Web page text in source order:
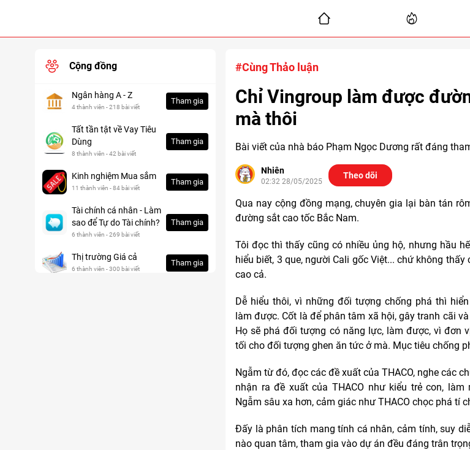
Cộng đồng
Ngân hàng A - Z
4 thành viên - 218 bài viết
Tham gia
Tất tần tật về Vay Tiêu
Dùng
8 thành viên - 42 bài viết
Tham gia
Kinh nghiệm Mua sắm
11 thành viên - 84 bài viết
Tham gia
Tài chính cá nhân - Làm
sao để Tự do Tài chính?
6 thành viên - 269 bài viết
Tham gia
Thị trường Giá cả
6 thành viên - 300 bài viết
Tham gia
#Cùng Thảo luận
Chỉ Vingroup làm được
mà thôi
Bài viết của nhà báo Phạm Ngọc Dương rất đáng
Nhiên
02:32 28/05/2025
Theo dõi
Qua nay cộng đồng mạng, chuyên gia lại bàn tán
đường sắt cao tốc Bắc Nam.
Tôi đọc thì thấy cũng có nhiều ủng hộ, nhưng hầu
hiểu biết, 3 que, người Cali gốc Việt... chứ không
cao cả.
Dễ hiểu thôi, vì những đối tượng chống phá thì
làm được. Cốt là để phân tâm xã hội, gây tranh cãi
Họ sẽ phá đối tượng có năng lực, làm được, vì đơn
tối cho đối tượng ghen ăn tức ở mà. Mục tiêu chống
Ngẫm từ đó, đọc các đề xuất của THACO, nghe các
nhận ra đề xuất của THACO như kiểu trẻ con,
Ngẫm sâu xa hơn, cảm giác như THACO chọc phá tí
Đấy là phân tích mang tính cá nhân, cảm tính, suy
nào quan tâm, tham gia vào dự án đều đáng trân